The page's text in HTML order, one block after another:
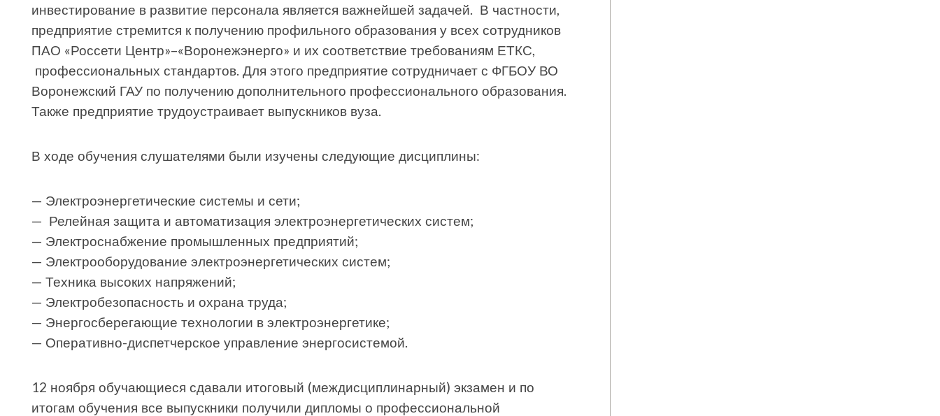
инвестирование в развитие персонала является важнейшей задачей. В частности,
предприятие стремится к получению профильного образования у всех сотрудников
ПАО «Россети Центр»–«Воронежэнерго» и их соответствие требованиям ЕТКС,
профессиональных стандартов. Для этого предприятие сотрудничает с ФГБОУ ВО
Воронежский ГАУ по получению дополнительного профессионального образования.
Также предприятие трудоустраивает выпускников вуза.
В ходе обучения слушателями были изучены следующие дисциплины:
— Электроэнергетические системы и сети;
— Релейная защита и автоматизация электроэнергетических систем;
— Электроснабжение промышленных предприятий;
— Электрооборудование электроэнергетических систем;
— Техника высоких напряжений;
— Электробезопасность и охрана труда;
— Энергосберегающие технологии в электроэнергетике;
— Оперативно-диспетчерское управление энергосистемой.
12 ноября обучающиеся сдавали итоговый (междисциплинарный) экзамен и по
итогам обучения все выпускники получили дипломы о профессиональной